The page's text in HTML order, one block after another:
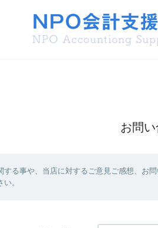
お問
する事や、当店に対するご意見ご感想、お
。